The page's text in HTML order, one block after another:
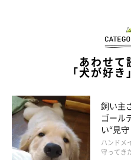
あわせて
「犬が好
飼い主
ゴール
い“見
ハンドメ
守ってき